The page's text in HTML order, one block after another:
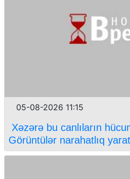
05-08-2026 11:15
Xəzərə bu canlıların
Görüntülər narahatlıq